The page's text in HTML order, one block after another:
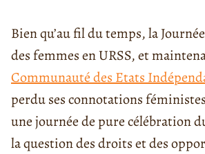
Bien qu’au fil du temps, la
des femmes en URSS, et
Communauté des Etats
perdu ses connotations
une journée de pure célébration
la question des droits et des